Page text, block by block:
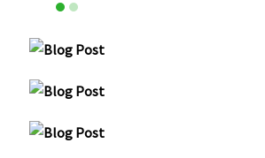
HG,JVJH
LIBERO AC TELLUS RUTRUM
ULTRICES.
ORCI TELLUS, IN TRISTIQUE URNA
item-0